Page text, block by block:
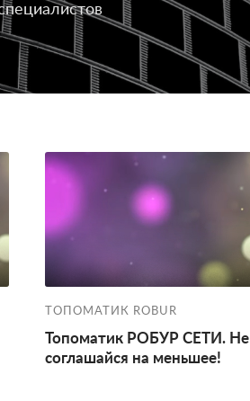
ТОПОМАТИК ROBUR
Топоматик РОБУР СЕТИ. Не
соглашайся на меньшее!